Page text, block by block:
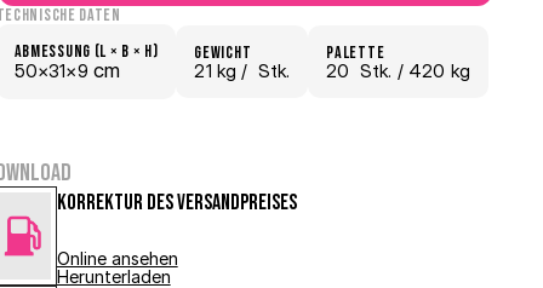
Daten
Abmessung (L × B × H)
50×31×9 cm
Gewicht
21 kg /
  Stk.
Palette
20
  Stk.
/ 420 kg
Korrektur des Versandpreises
Online ansehen
Herunterladen